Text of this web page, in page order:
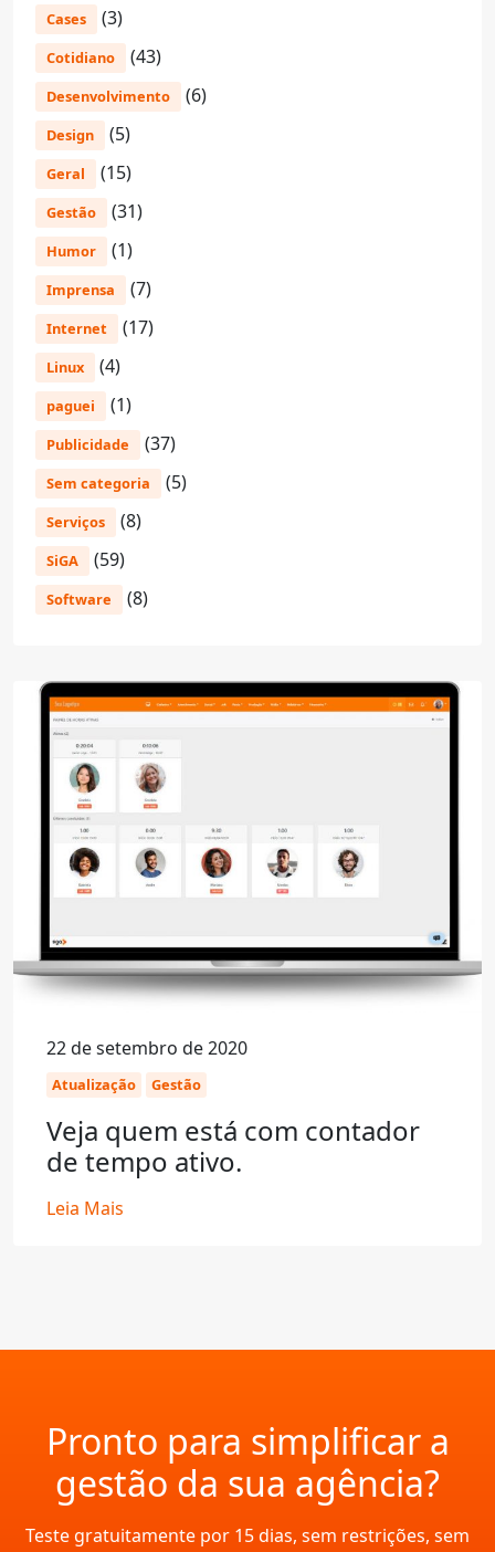
Cases (3)
Cotidiano (43)
Desenvolvimento (6)
Design (5)
Geral (15)
Gestão (31)
Humor (1)
Imprensa (7)
Internet (17)
Linux (4)
paguei (1)
Publicidade (37)
Sem categoria (5)
Serviços (8)
SiGA (59)
Software (8)
22 de setembro de 2020
Atualização Gestão
Veja quem está com contador
de tempo ativo.
Leia Mais
Pronto para simplificar a
gestão da sua agência?
Teste gratuitamente por 15 dias, sem restrições, sem